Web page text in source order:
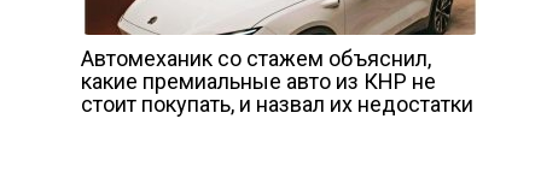
Автомеханик со стажем объяснил,
какие премиальные авто из КНР не
стоит покупать, и назвал их недостатки